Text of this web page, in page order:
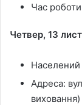
Час
Четвер, 13
Адреса:
виховання)